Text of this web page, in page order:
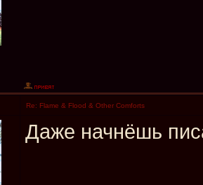
Re: Flame & Flood & Other Comforts
Даже начнёшь